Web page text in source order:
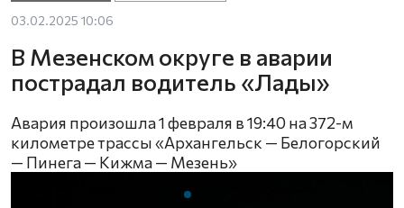
03.02.2025 10:06
В Мезенском округе в аварии
пострадал водитель «Лады»
Авария произошла 1 февраля в 19:40 на 372-м
километре трассы «Архангельск — Белогорский
— Пинега — Кижма — Мезень»